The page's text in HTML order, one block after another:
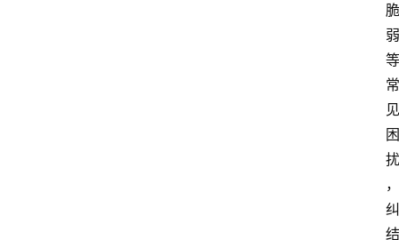
脆
弱
等
常
见
困
扰
，
纠
结